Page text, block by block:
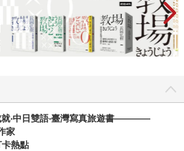
‧中日雙語‧臺灣寫真旅遊書————
家
熱點